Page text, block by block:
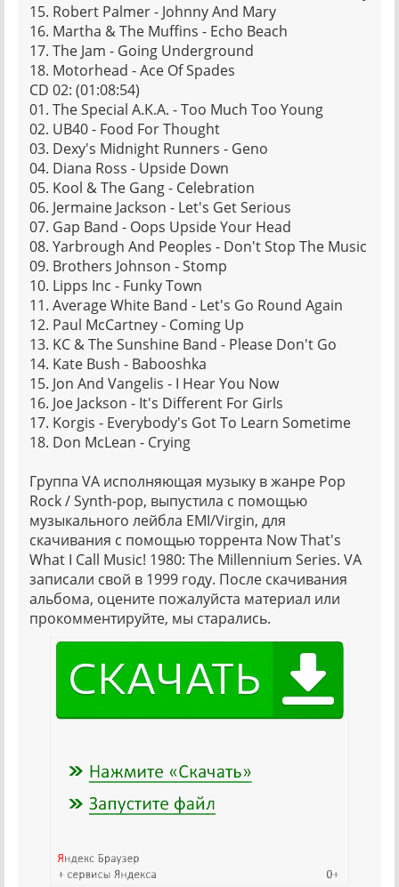
15. Robert Palmer - Johnny And Mary
16. Martha & The Muffins - Echo Beach
17. The Jam - Going Underground
18. Motorhead - Ace Of Spades
CD 02: (01:08:54)
01. The Special A.K.A. - Too Much Too Young
02. UB40 - Food For Thought
03. Dexy's Midnight Runners - Geno
04. Diana Ross - Upside Down
05. Kool & The Gang - Celebration
06. Jermaine Jackson - Let's Get Serious
07. Gap Band - Oops Upside Your Head
08. Yarbrough And Peoples - Don't Stop The Music
09. Brothers Johnson - Stomp
10. Lipps Inc - Funky Town
11. Average White Band - Let's Go Round Again
12. Paul McCartney - Coming Up
13. KC & The Sunshine Band - Please Don't Go
14. Kate Bush - Babooshka
15. Jon And Vangelis - I Hear You Now
16. Joe Jackson - It's Different For Girls
17. Korgis - Everybody's Got To Learn Sometime
18. Don McLean - Crying
Группа VA исполняющая музыку в жанре Pop
Rock / Synth-pop, выпустила с помощью
музыкального лейбла EMI/Virgin, для
скачивания с помощью торрента Now That's
What I Call Music! 1980: The Millennium Series. VA
записали свой в 1999 году. После скачивания
альбома, оцените пожалуйста материал или
прокомментируйте, мы старались.